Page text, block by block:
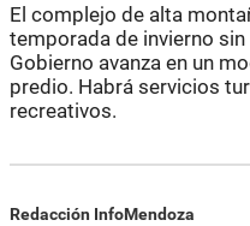
El complejo de alta
temporada de invierno
Gobierno avanza en un
predio. Habrá servicios
recreativos.
Redacción InfoMendoza